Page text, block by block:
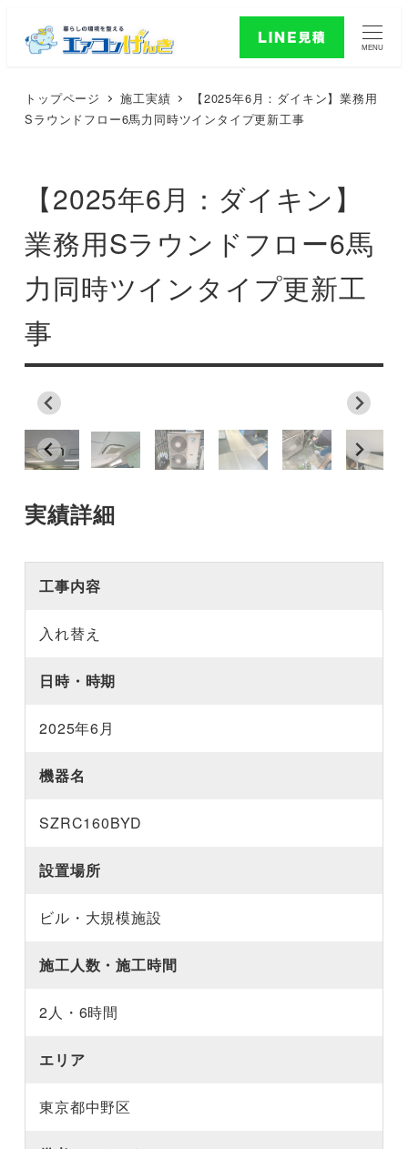
MENU
トップページ 施工実績
【2025年6月：ダイキン】業務用
Sラウンドフロー6馬力同時ツインタイプ更新工事
【2025年6月：ダイキン】
業務用Sラウンドフロー6馬
力同時ツインタイプ更新工
事
実績詳細
工事内容
入れ替え
日時・時期
2025年6月
機器名
SZRC160BYD
設置場所
ビル・大規模施設
施工人数・施工時間
2人・6時間
エリア
東京都中野区